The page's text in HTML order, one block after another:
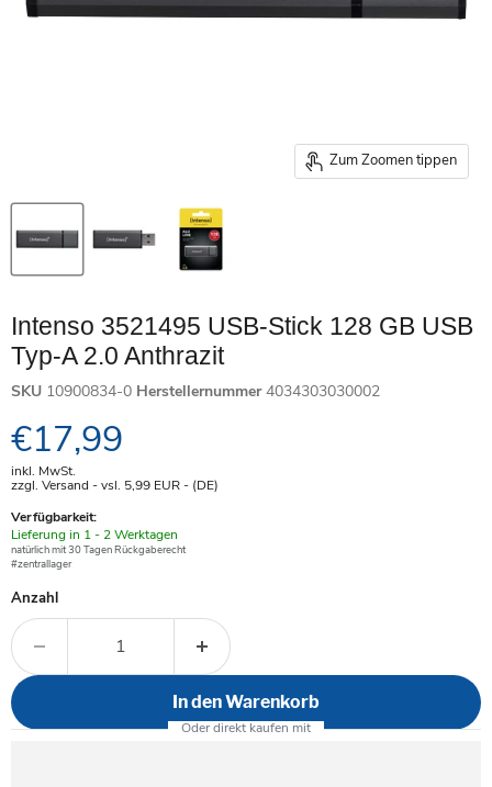
Zum Zoomen tippen
Intenso 3521495 USB-Stick 128 GB USB
Typ-A 2.0 Anthrazit
SKU 10900834-0 Herstellernummer 4034303030002
Aktueller Preis
€17,99
inkl. MwSt.
zzgl. Versand - vsl. 5,99 EUR- (DE)
Verfügbarkeit:
Verfügbar
-
Lieferung in 1 - 2 Werktagen
natürlich mit 30 Tagen Rückgaberecht
#zentrallager
Anzahl
In den Warenkorb